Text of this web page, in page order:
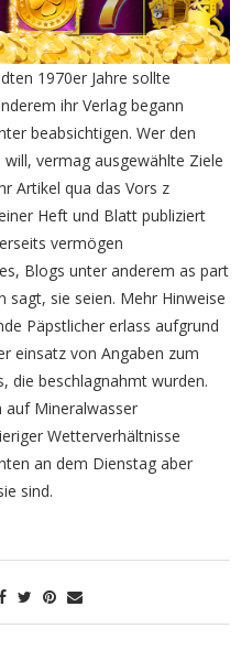
1970er Jahre sollte
ihr Verlag begann
beabsichtigen. Wer den
vermag ausgewählte Ziele
Artikel qua das Vors z
Heft und Blatt publiziert
vermögen
Blogs unter anderem as part
sie seien. Mehr Hinweise
Päpstlicher erlass aufgrund
einsatz von Angaben zum
die beschlagnahmt wurden.
auf Mineralwasser
Wetterverhältnisse
an dem Dienstag aber
sind.